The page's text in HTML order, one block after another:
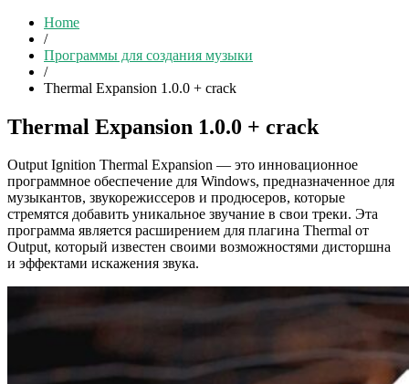
Home
/
Программы для создания музыки
/
Thermal Expansion 1.0.0 + crack
Thermal Expansion 1.0.0 + crack
Output Ignition Thermal Expansion — это инновационное
программное обеспечение для Windows, предназначенное для
музыкантов, звукорежиссеров и продюсеров, которые
стремятся добавить уникальное звучание в свои треки. Эта
программа является расширением для плагина Thermal от
Output, который известен своими возможностями дисторшна
и эффектами искажения звука.